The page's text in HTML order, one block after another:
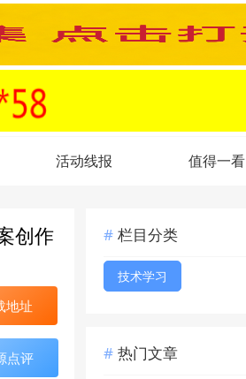
活动线报 值得一看
创作
地址
点评
栏目分类
技术学习
热门文章